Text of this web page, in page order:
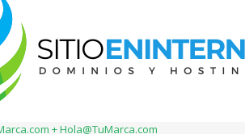
+ Hola@TuMarca.com